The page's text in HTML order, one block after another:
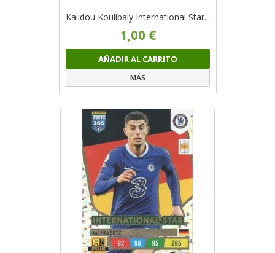
Kalidou Koulibaly International Star...
1,00 €
AÑADIR AL CARRITO
MÁS